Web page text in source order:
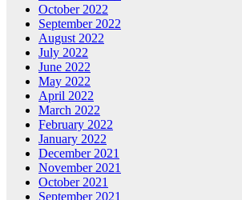
October 2022
September 2022
August 2022
July 2022
June 2022
May 2022
April 2022
March 2022
February 2022
January 2022
December 2021
November 2021
October 2021
September 2021